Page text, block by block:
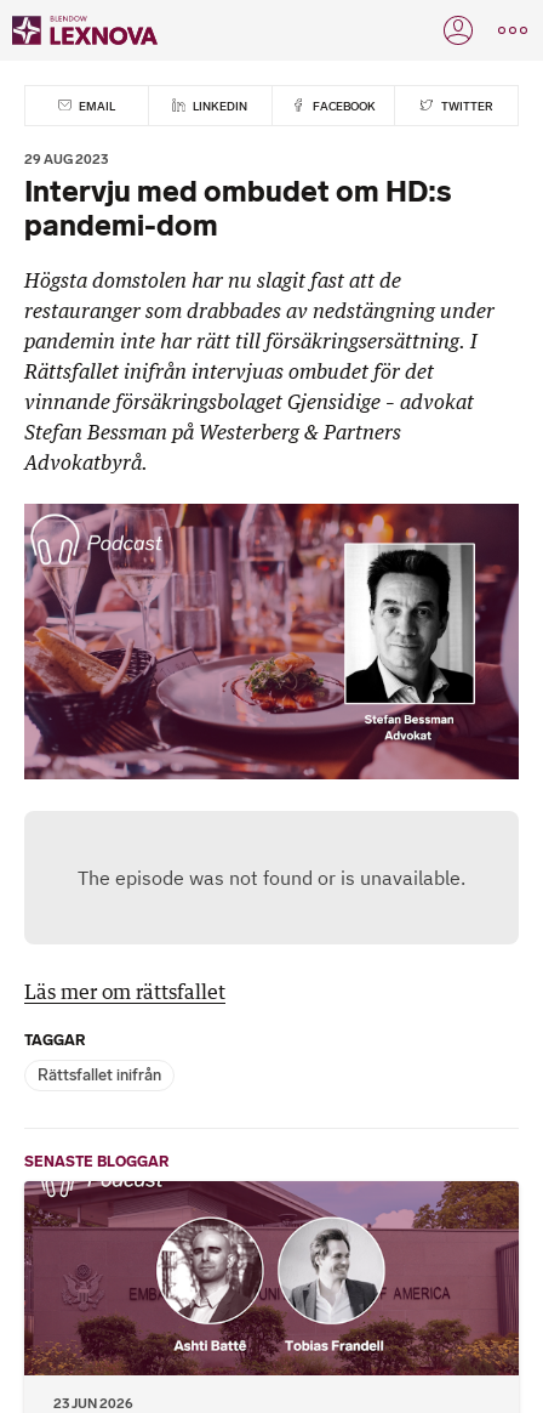
EMAIL LINKEDIN FACEBOOK TWITTER
29 AUG 2023
Intervju med ombudet om HD:s
pandemi-dom
Högsta domstolen har nu slagit fast att de
restauranger som drabbades av nedstängning under
pandemin inte har rätt till försäkringsersättning. I
Rättsfallet inifrån intervjuas ombudet för det
vinnande försäkringsbolaget Gjensidige – advokat
Stefan Bessman på Westerberg & Partners
Advokatbyrå.
Läs mer om rättsfallet
TAGGAR
Rättsfallet inifrån
SENASTE BLOGGAR
23 JUN 2026